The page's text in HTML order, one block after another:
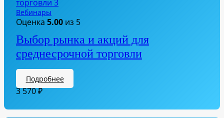
Вебинары
Оценка 5.00 из 5
Выбор рынка и акций для
среднесрочной торговли
Подробнее
3 570₽